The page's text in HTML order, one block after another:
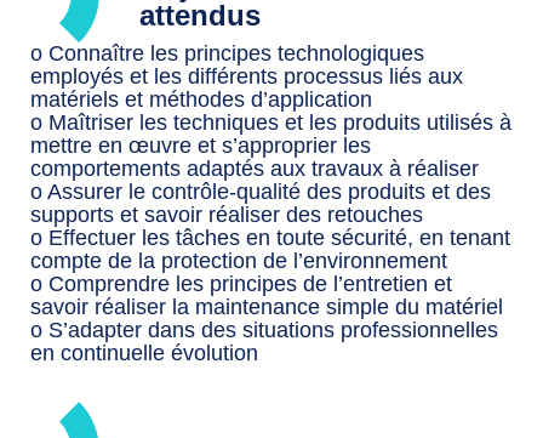
attendus
o Connaître les principes technologiques
employés et les différents processus liés aux
matériels et méthodes d’application
o Maîtriser les techniques et les produits utilisés à
mettre en œuvre et s’approprier les
comportements adaptés aux travaux à réaliser
o Assurer le contrôle-qualité des produits et des
supports et savoir réaliser des retouches
o Effectuer les tâches en toute sécurité, en tenant
compte de la protection de l’environnement
o Comprendre les principes de l’entretien et
savoir réaliser la maintenance simple du matériel
o S’adapter dans des situations professionnelles
en continuelle évolution